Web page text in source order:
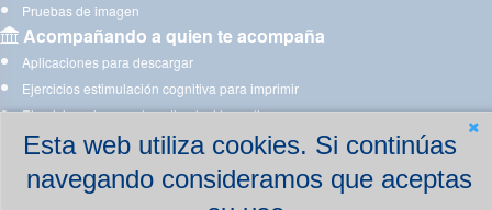
Esta web utiliza cookies. Si continúas
navegando consideramos que aceptas
Pruebas de imagen
Acompañando a quien te acompaña
Aplicaciones para descargar
Ejercicios estimulación cognitiva para imprimir
Ejercicios y juegos de estimulación on line